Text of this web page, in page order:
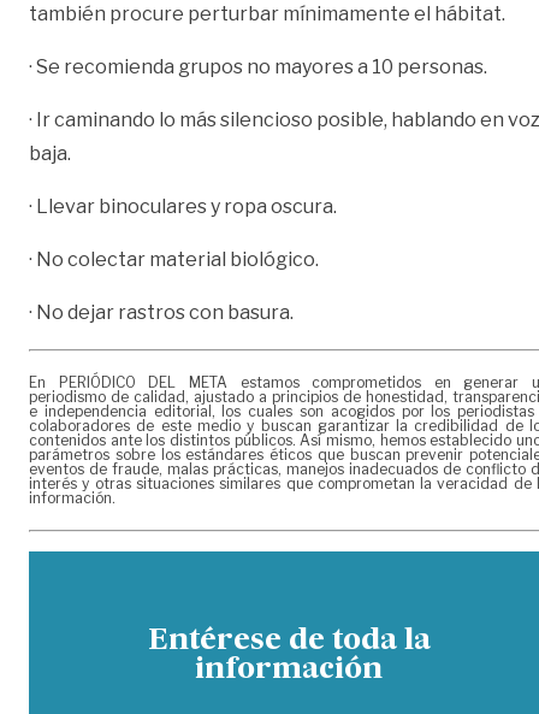
también procure perturbar mínimamente el hábitat.
· Se recomienda grupos no mayores a 10 personas.
· Ir caminando lo más silencioso posible, hablando en voz
baja.
· Llevar binoculares y ropa oscura.
· No colectar material biológico.
· No dejar rastros con basura.
En PERIÓDICO DEL META estamos comprometidos en generar
periodismo de calidad, ajustado a principios de honestidad,
e independencia editorial, los cuales son acogidos por los periodistas
colaboradores de este medio y buscan garantizar la credibilidad de
contenidos ante los distintos públicos. Así mismo, hemos establecido
parámetros sobre los estándares éticos que buscan prevenir
eventos de fraude, malas prácticas, manejos inadecuados de conflicto
interés y otras situaciones similares que comprometan la veracidad de
información.
Entérese de toda la
información